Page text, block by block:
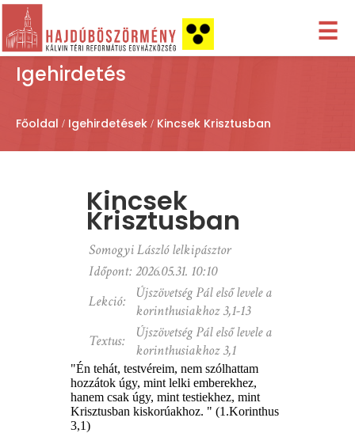
☰
Igehirdetés
Főoldal Igehirdetések Kincsek Krisztusban
Kincsek
Krisztusban
Somogyi László lelkipásztor
Időpont: 2026.05.31. 10:10
Lekció:
Újszövetség Pál első levele a
korinthusiakhoz 3,1-13
Textus:
Újszövetség Pál első levele a
korinthusiakhoz 3,1
"Én tehát, testvéreim, nem szólhattam
hozzátok úgy, mint lelki emberekhez,
hanem csak úgy, mint testiekhez, mint
Krisztusban kiskorúakhoz. " (1.Korinthus
3,1)